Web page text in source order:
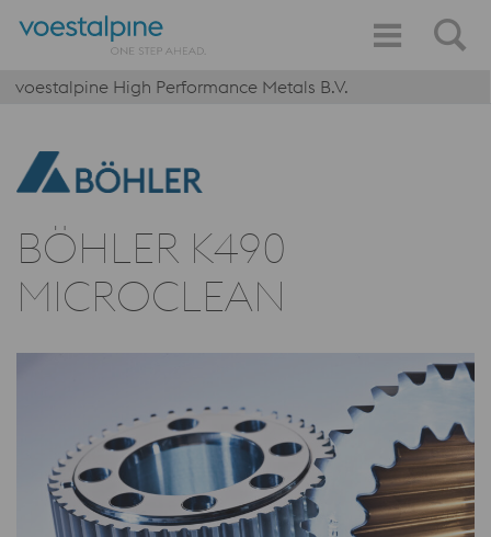
voestalpine High Performance Metals B.V.
BÖHLER K490
MICROCLEAN